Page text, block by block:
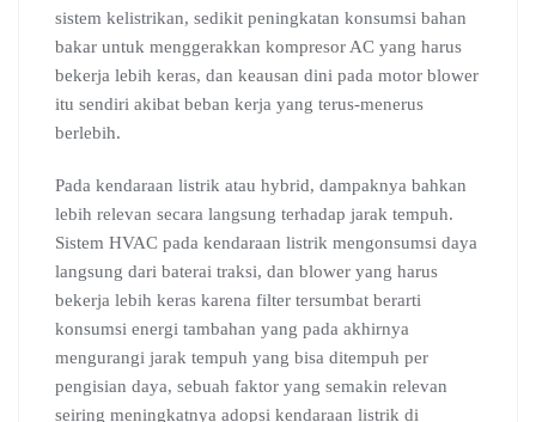
sistem kelistrikan, sedikit peningkatan konsumsi bahan
bakar untuk menggerakkan kompresor AC yang harus
bekerja lebih keras, dan keausan dini pada motor blower
itu sendiri akibat beban kerja yang terus-menerus
berlebih.
Pada kendaraan listrik atau hybrid, dampaknya bahkan
lebih relevan secara langsung terhadap jarak tempuh.
Sistem HVAC pada kendaraan listrik mengonsumsi daya
langsung dari baterai traksi, dan blower yang harus
bekerja lebih keras karena filter tersumbat berarti
konsumsi energi tambahan yang pada akhirnya
mengurangi jarak tempuh yang bisa ditempuh per
pengisian daya, sebuah faktor yang semakin relevan
seiring meningkatnya adopsi kendaraan listrik di